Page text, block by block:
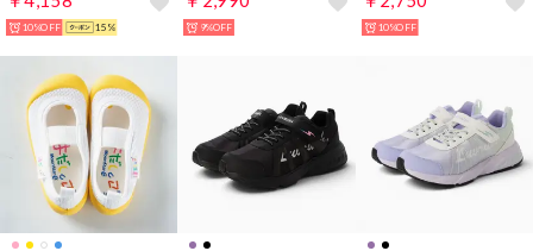
10%OFF 15% 9%OFF 10%OFF